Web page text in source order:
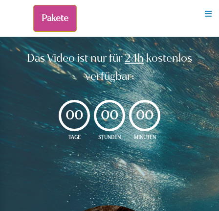
Pakete
Das Video ist nur für24hkostenlos
verfügbar:
00
TAGE
00
STUNDEN
00
MINUTEN